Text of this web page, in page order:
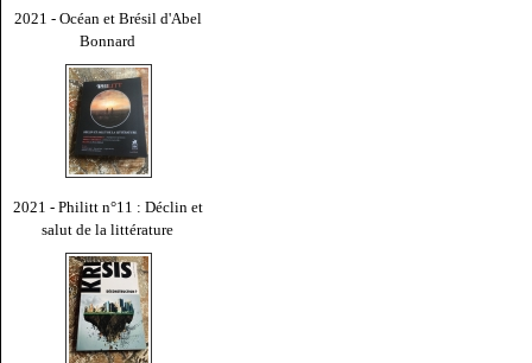
2021 - Océan et Brésil d'Abel
Bonnard
2021 - Philitt n°11 : Déclin et
salut de la littérature